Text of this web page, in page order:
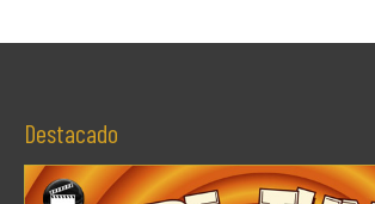
Destacado